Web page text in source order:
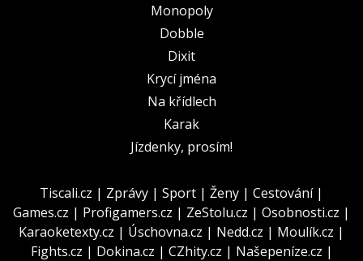
Monopoly
Dobble
Dixit
Krycí jména
Na křídlech
Karak
Jízdenky, prosím!
Tiscali.cz | Zprávy | Sport | Ženy | Cestování|
Games.cz | Profigamers.cz | ZeStolu.cz | Osobnosti.cz |
Karaoketexty.cz | Úschovna.cz | Nedd.cz | Moulík.cz |
Fights.cz | Dokina.cz | CZhity.cz | Našepeníze.cz |